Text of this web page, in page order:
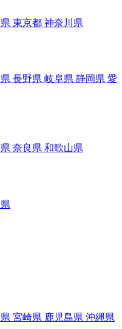
東京都 神奈川県
長野県 岐阜県 静岡県 愛
奈良県 和歌山県
宮崎県 鹿児島県 沖縄県